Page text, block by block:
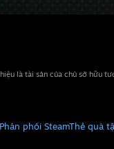
là tài sản của chủ sở hữu
Phân phối SteamThẻ quà